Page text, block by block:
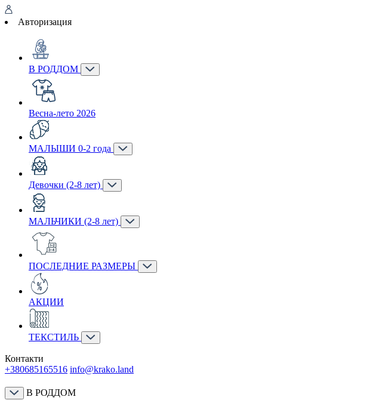
Авторизация
В РОДДОМ
Весна-лето 2026
МАЛЫШИ 0-2 года
Девочки (2-8 лет)
МАЛЬЧИКИ (2-8 лет)
ПОСЛЕДНИЕ РАЗМЕРЫ
АКЦИИ
ТЕКСТИЛЬ
Контакти
+380685165516 info@krako.land
В РОДДОМ